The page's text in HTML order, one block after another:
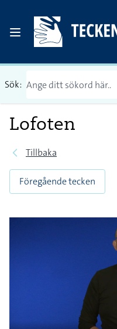
Sök:
Lofoten
Tillbaka
Föregående tecken